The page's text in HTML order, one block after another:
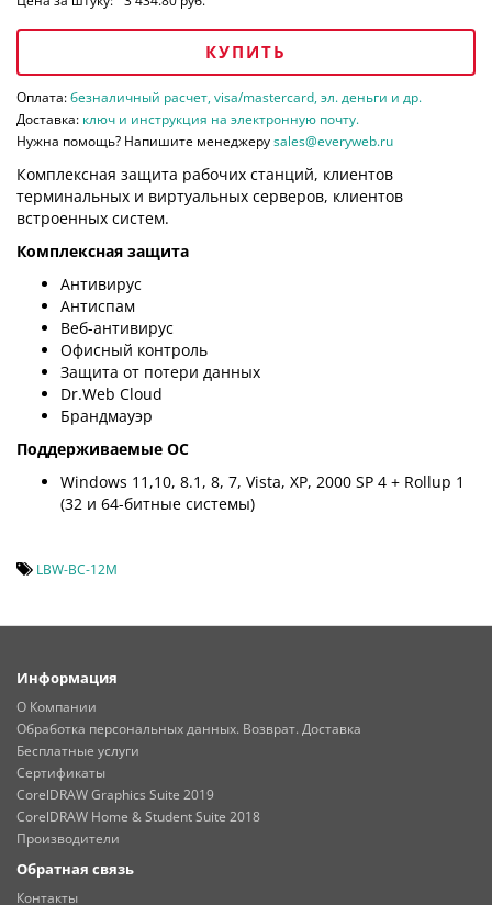
КУПИТЬ
Оплата:безналичный расчет, visa/mastercard, эл. деньги и др.
Доставка: ключ и инструкция на электронную почту.
Нужна помощь? Напишите менеджеруsales@everyweb.ru
Комплексная защита рабочих станций, клиентов
терминальных и виртуальных серверов, клиентов
встроенных систем.
Комплексная защита
Антивирус
Антиспам
Веб-антивирус
Офисный контроль
Защита от потери данных
Dr.Web Cloud
Брандмауэр
Поддерживаемые ОС
Windows 11,10, 8.1, 8, 7, Vista, XP, 2000 SP 4 + Rollup 1
(32 и 64-битные системы)
LBW-BC-12M
Информация
О Компании
Обработка персональных данных. Возврат. Доставка
Бесплатные услуги
Сертификаты
CorelDRAW Graphics Suite 2019
CorelDRAW Home & Student Suite 2018
Производители
Обратная связь
Контакты